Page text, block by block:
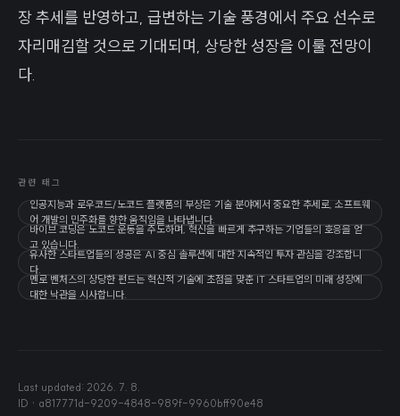
장 추세를 반영하고, 급변하는 기술 풍경에서 주요 선수로
자리매김할 것으로 기대되며, 상당한 성장을 이룰 전망이
다.
관련 태그
인공지능과 로우코드/노코드 플랫폼의 부상은 기술 분야에서 중요한 추세로, 소프트웨
어 개발의 민주화를 향한 움직임을 나타냅니다.
바이브 코딩은 노코드 운동을 주도하며, 혁신을 빠르게 추구하는 기업들의 호응을 얻
고 있습니다.
유사한 스타트업들의 성공은 AI 중심 솔루션에 대한 지속적인 투자 관심을 강조합니
다.
멘로 벤처스의 상당한 펀드는 혁신적 기술에 초점을 맞춘 IT 스타트업의 미래 성장에
대한 낙관을 시사합니다.
Last updated: 2026. 7. 8.
ID · a817771d-9209-4848-989f-9960bff90e48